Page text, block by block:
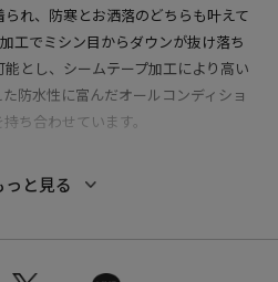
れ、防寒とお洒落のどちらも叶えて
工でミシン目からダウンが抜け落ち
とし、シームテープ加工により高い
防水性に富んだオールコンディショ
ち合わせています。
かれる、実力派ブランド
っと見る